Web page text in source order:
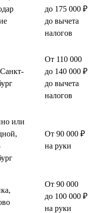
до 175 000 ₽
до вычета
налогов
От 110 000
до 140 000 ₽
до вычета
налогов
или
От 90 000 ₽
на руки
От 90 000
до 100 000 ₽
на руки